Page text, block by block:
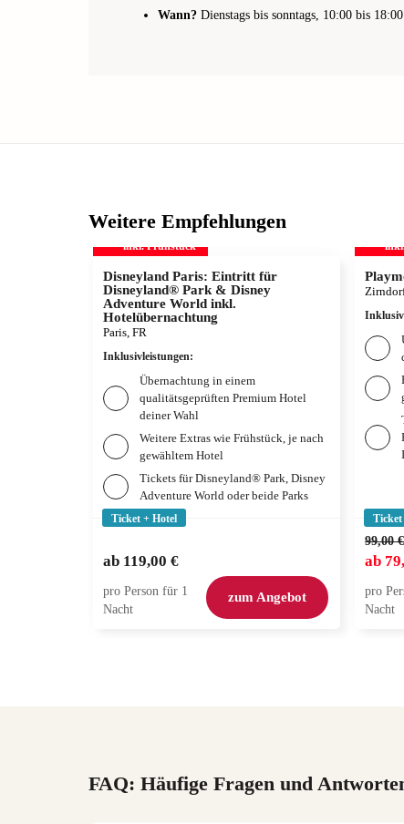
Wann? Dienstags bis sonntags, 10:00 bis
Weitere Empfehlungen
inkl. Frühstück
Disneyland Paris: Eintritt für
Disneyland® Park & Disney
Adventure World inkl.
Hotelübernachtung
Paris, FR
Inklusivleistungen:
Übernachtung in einem
qualitätsgeprüften Premium Hotel
deiner Wahl
Weitere Extras wie Frühstück, je nach
gewähltem Hotel
Tickets für Disneyland® Park, Disney
Adventure World oder beide Parks
Ticket + Hotel
ab 119,00 €
pro Person für 1
Nacht
zum Angebot
Ticket
99,00 €
ab
pro
Nacht
FAQ: Häufige Fragen und